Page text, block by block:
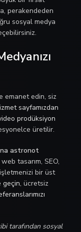
perakendeden
sosyal medya
emanet edin, siz
sayfamızdan
prodüksiyon
üretilir.
astronot
tasarım, SEO,
bir üst
geçin, ücretsiz
tarafından sosyal